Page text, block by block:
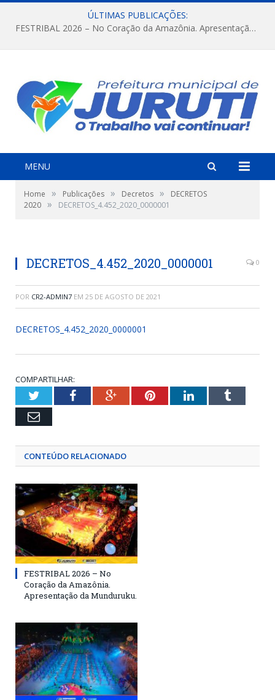
ÚLTIMAS PUBLICAÇÕES:
FESTRIBAL 2026 – No Coração da Amazônia. Apresentação da Munduruku.
MENU
Home » Publicações » Decretos »
DECRETOS
2020 » DECRETOS_4.452_2020_0000001
DECRETOS_4.452_2020_0000001 0
POR CR2-ADMIN7 EM 25 DE AGOSTO DE 2021
DECRETOS_4.452_2020_0000001
COMPARTILHAR:
TwitterFacebookGoogle+PinterestLinkedInTumblr
Email
CONTEÚDO RELACIONADO
FESTRIBAL 2026 – No
Coração da Amazônia.
Apresentação da Munduruku.